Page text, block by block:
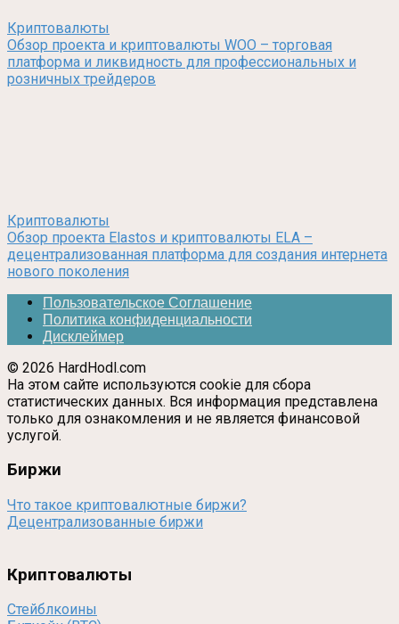
Криптовалюты
Обзор проекта и криптовалюты WOO – торговая
платформа и ликвидность для профессиональных и
розничных трейдеров
Криптовалюты
Обзор проекта Elastos и криптовалюты ELA –
децентрализованная платформа для создания интернета
нового поколения
Пользовательское Соглашение
Политика конфиденциальности
Дисклеймер
© 2026 HardHodl.com
На этом сайте используются cookie для сбора
статистических данных. Вся информация представлена
только для ознакомления и не является финансовой
услугой.
Биржи
Что такое криптовалютные биржи?
Децентрализованные биржи
Криптовалюты
Стейблкоины